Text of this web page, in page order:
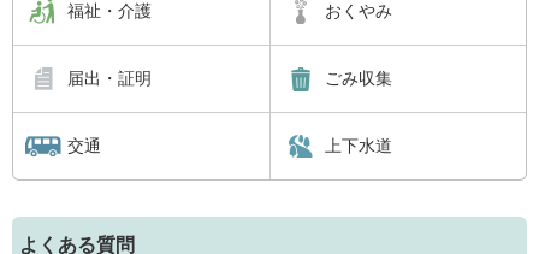
福祉・介護 おくやみ
届出・証明 ごみ収集
交通 上下水道
よくある質問